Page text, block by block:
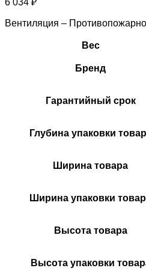
Вентиляция –
Вес
Бренд
Гарантийный срок
Глубина упаковки
Ширина товара
Ширина упаковки
Высота товара
Высота упаковки